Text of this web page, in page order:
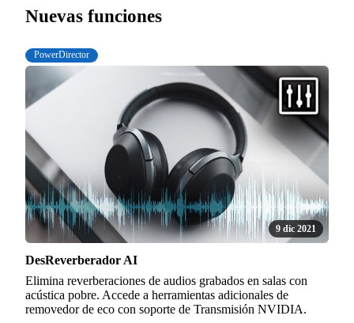
Nuevas funciones
PowerDirector
9 dic 2021
DesReverberador AI
Elimina reverberaciones de audios grabados en salas con
acústica pobre. Accede a herramientas adicionales de
removedor de eco con soporte de Transmisión NVIDIA.